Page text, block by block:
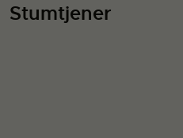
Stumtjener